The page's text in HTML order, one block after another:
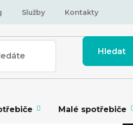
Služby Kontakty
Hledat
Malé spotřebiče